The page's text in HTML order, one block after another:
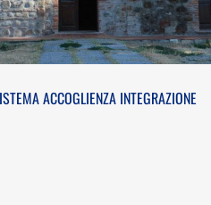
ACCOGLIENZA INTEGRAZIONE